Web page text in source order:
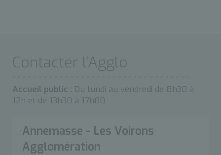
Contacter l’Agglo
Accueil public : Du lundi au vendredi de 8h30 à
12h et de 13h30 à 17h00
Annemasse - Les Voirons
Agglomération